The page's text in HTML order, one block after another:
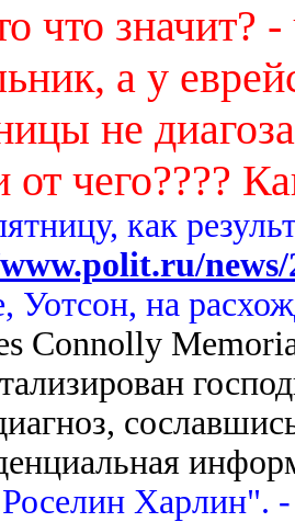
что значит?
а у
не
от чего????
как
news/
Уотсон, на
Connolly
Харлин".